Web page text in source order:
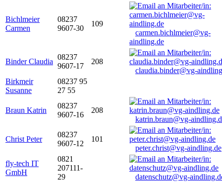
Bichlmeier
Carmen
08237
9607-30
109
carmen.bichlmeier@vg-
aindling.de
Binder Claudia
08237
9607-17
208
claudia.binder@vg-
Birkmeir
Susanne
08237 95
27 55
Braun Katrin
08237
9607-16
208
katrin.braun@vg-
Christ Peter
08237
9607-12
101
peter.christ@vg-aindling.de
fly-tech IT
GmbH
0821
207111-
29
datenschutz@vg-